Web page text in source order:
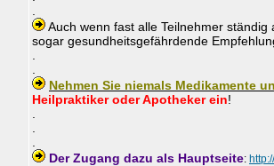
Auch wenn fast alle Teilnehmer
sogar gesundheitsgefährdende
Nehmen Sie niemals Medikamente
Heilpraktiker oder Apotheker ein!
Der Zugang dazu als Hauptseite: